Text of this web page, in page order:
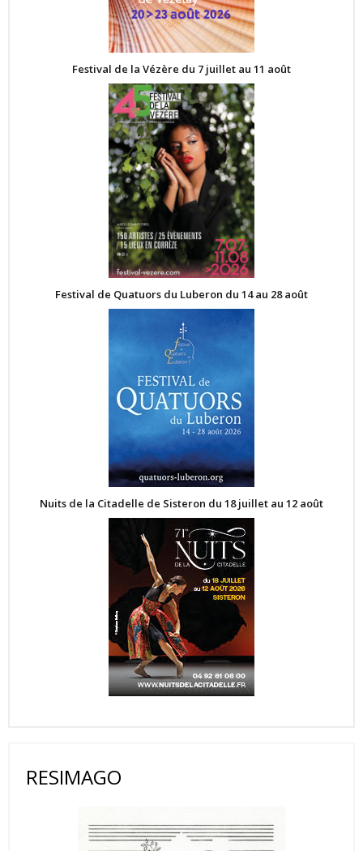
Festival de la Vézère du 7 juillet au 11 août
Festival de Quatuors du Luberon du 14 au 28 août
Nuits de la Citadelle de Sisteron du 18 juillet au 12 août
RESIMAGO